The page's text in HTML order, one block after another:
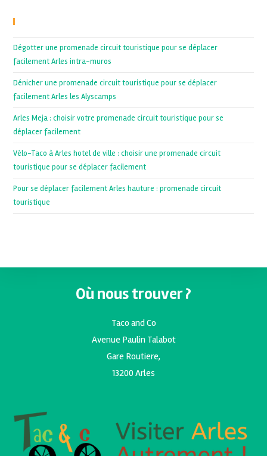
Dégotter une promenade circuit touristique pour se déplacer
facilement Arles intra-muros
Dénicher une promenade circuit touristique pour se déplacer
facilement Arles les Alyscamps
Arles Meja : choisir votre promenade circuit touristique pour se
déplacer facilement
Vélo-Taco à Arles hotel de ville : choisir une promenade circuit
touristique pour se déplacer facilement
Pour se déplacer facilement Arles hauture : promenade circuit
touristique
Où nous trouver ?
Taco and Co
Avenue Paulin Talabot
Gare Routiere,
13200 Arles